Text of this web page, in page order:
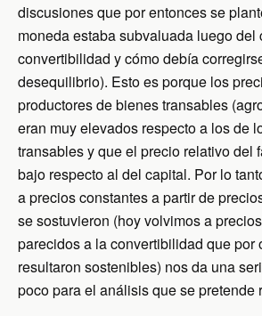
discusiones que por entonces se
moneda estaba subvaluada luego del
convertibilidad y cómo debía
desequilibrio). Esto es porque los
productores de bienes transables
eran muy elevados respecto a los de
transables y que el precio relativo del
bajo respecto al del capital. Por lo
a precios constantes a partir de
se sostuvieron (hoy volvimos a
parecidos a la convertibilidad que por
resultaron sostenibles) nos da una
poco para el análisis que se pretende